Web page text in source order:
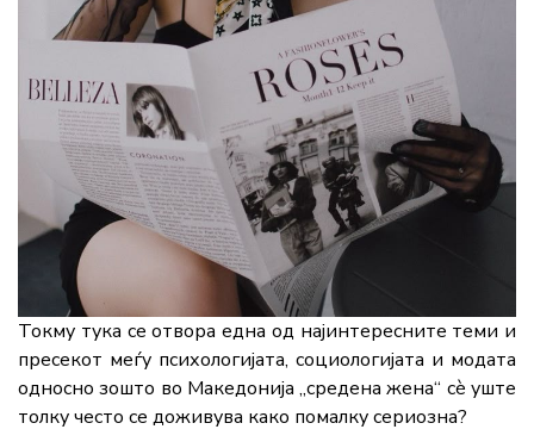
Токму тука се отвора една од најинтересните теми и
пресекот меѓу психологијата, социологијата и модата
односно зошто во Македонија „средена жена“ сè уште
толку често се доживува како помалку сериозна?